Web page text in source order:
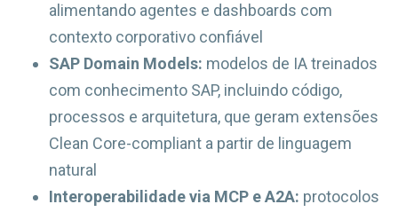
alimentando agentes e dashboards com
contexto corporativo confiável
SAP Domain Models: modelos de IA treinados
com conhecimento SAP, incluindo código,
processos e arquitetura, que geram extensões
Clean Core-compliant a partir de linguagem
natural
Interoperabilidade via MCP e A2A: protocolos